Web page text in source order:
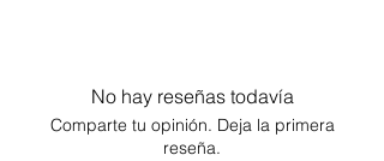
No hay reseñas todavía
Comparte tu opinión. Deja la primera
reseña.